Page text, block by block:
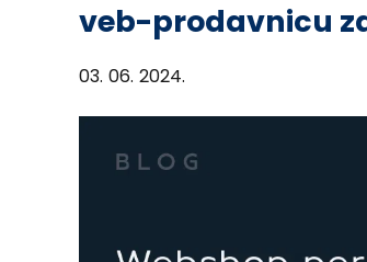
veb-prodavnicu
03. 06. 2024.